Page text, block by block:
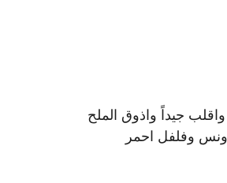
جيداً واذوق الملح
وفلفل احمر